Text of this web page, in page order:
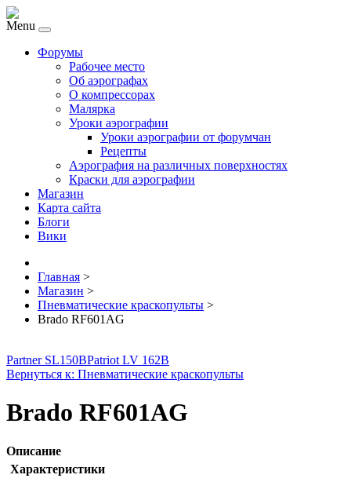
Menu
Форумы
Рабочее место
Об аэрографах
О компрессорах
Малярка
Уроки аэрографии
Уроки аэрографии от форумчан
Рецепты
Аэрография на различных поверхностях
Краски для аэрографии
Магазин
Карта сайта
Блоги
Вики
Главная >
Магазин >
Пневматические краскопульты >
Brado RF601AG
Partner SL150BPatriot LV 162B
Вернуться к: Пневматические краскопульты
Brado RF601AG
Описание
Характеристики